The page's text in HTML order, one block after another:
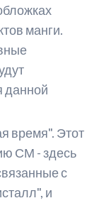
манги.
данной
время". Этот
СМ - здесь
с
и